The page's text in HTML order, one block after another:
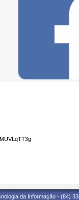
da Informação - (84)